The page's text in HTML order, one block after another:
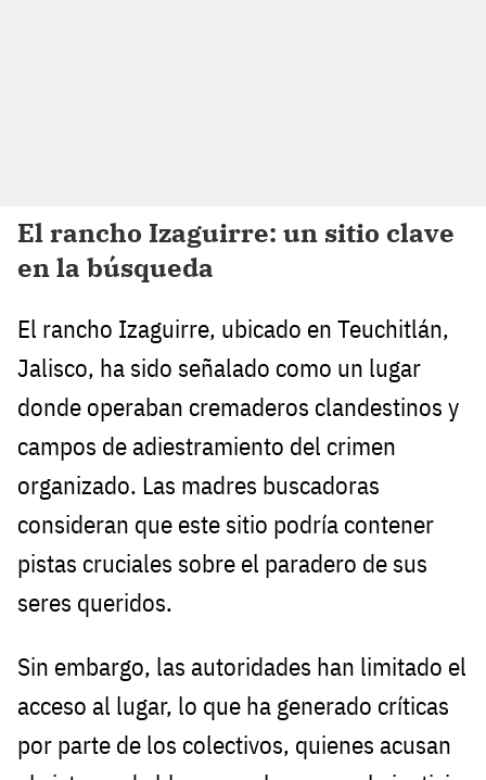
El rancho Izaguirre: un sitio clave
en la búsqueda
El rancho Izaguirre, ubicado en Teuchitlán,
Jalisco, ha sido señalado como un lugar
donde operaban cremaderos clandestinos y
campos de adiestramiento del crimen
organizado. Las madres buscadoras
consideran que este sitio podría contener
pistas cruciales sobre el paradero de sus
seres queridos.
Sin embargo, las autoridades han limitado el
acceso al lugar, lo que ha generado críticas
por parte de los colectivos, quienes acusan